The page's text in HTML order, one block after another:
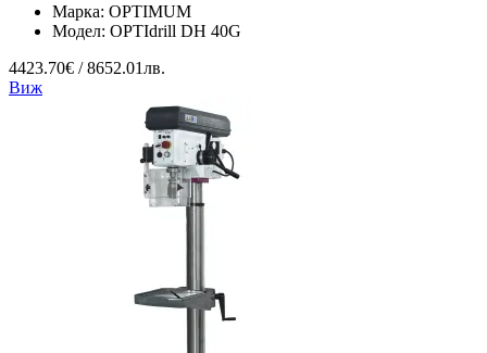
Марка: OPTIMUM
Модел: OPTIdrill DH 40G
4423.70€ / 8652.01лв.
Виж